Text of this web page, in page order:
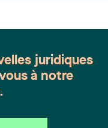
juridiques
à notre